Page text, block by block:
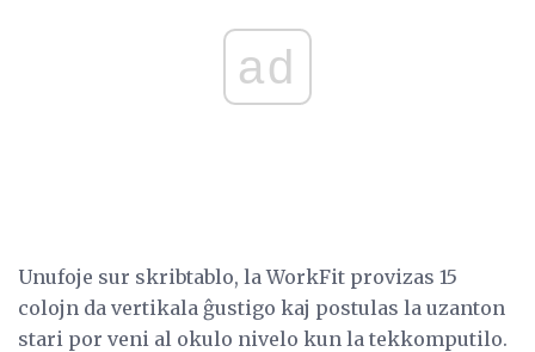
ad
Unufoje sur skribtablo, la WorkFit provizas 15
colojn da vertikala ĝustigo kaj postulas la uzanton
stari por veni al okulo nivelo kun la tekkomputilo.